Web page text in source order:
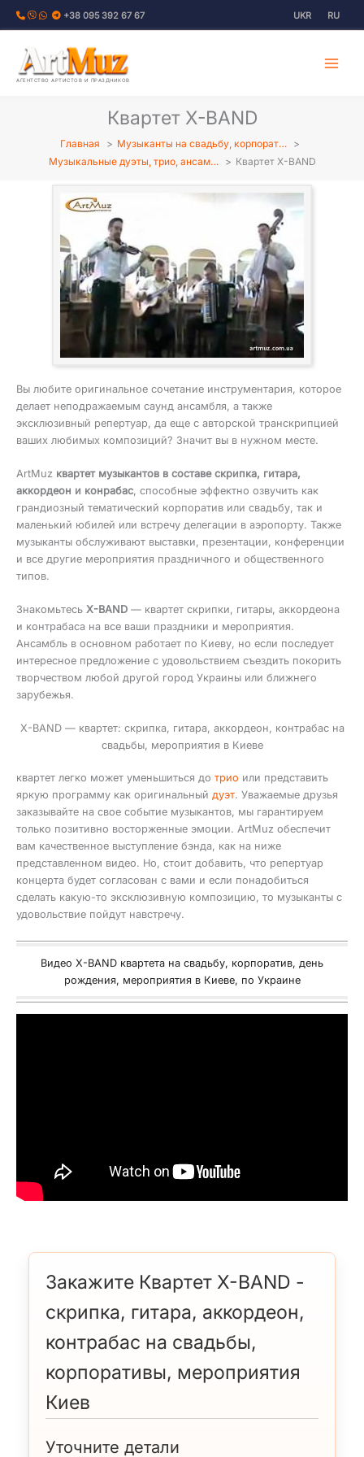
Перейти
+38 095 392 67 67 UKR RU
АГЕНТСТВО АРТИСТОВ И ПРАЗДНИКОВ
Квартет X-BAND
Главная
Музыканты на свадьбу, корпорат…
Музыкальные дуэты, трио, ансам…
Квартет X-BAND
Вы любите оригинальное сочетание инструментария, которое
делает неподражаемым саунд ансамбля, а также
эксклюзивный репертуар, да еще с авторской транскрипцией
ваших любимых композиций? Значит вы в нужном месте.
ArtMuz квартет музыкантов в составе скрипка, гитара,
аккордеон и конрабас, способные эффектно озвучить как
грандиозный тематический корпоратив или свадьбу, так и
маленький юбилей или встречу делегации в аэропорту. Также
музыканты обслуживают выставки, презентации, конференции
и все другие мероприятия праздничного и общественного
типов.
Знакомьтесь X-BAND — квартет скрипки, гитары, аккордеона
и контрабаса на все ваши праздники и мероприятия.
Ансамбль в основном работает по Киеву, но если последует
интересное предложение с удовольствием съездить покорить
творчеством любой другой город Украины или ближнего
зарубежья.
X-BAND — квартет: скрипка, гитара, аккордеон, контрабас на
свадьбы, мероприятия в Киеве
квартет легко может уменьшиться до трио или представить
яркую программу как оригинальный дуэт. Уважаемые друзья
заказывайте на свое событие музыкантов, мы гарантируем
только позитивно восторженные эмоции. ArtMuz обеспечит
вам качественное выступление бэнда, как на ниже
представленном видео. Но, стоит добавить, что репертуар
концерта будет согласован с вами и если понадобиться
сделать какую-то эксклюзивную композицию, то музыканты с
удовольствие пойдут навстречу.
Видео X-BAND квартета на свадьбу, корпоратив, день
рождения, мероприятия в Киеве, по Украине
Закажите Квартет X-BAND -
скрипка, гитара, аккордеон,
контрабас на свадьбы,
корпоративы, мероприятия
Киев
Уточните детали